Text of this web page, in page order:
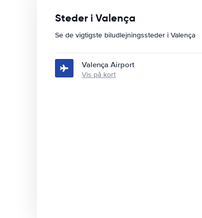
Steder i Valença
Se de vigtigste biludlejningssteder i Valença
Valença Airport
Vis på kort